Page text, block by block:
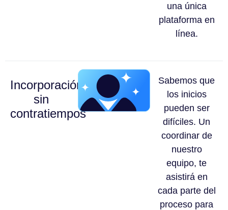
una única
plataforma en
línea.
Incorporación
sin
contratiempos
Sabemos que
los inicios
pueden ser
difíciles. Un
coordinar de
nuestro
equipo, te
asistirá en
cada parte del
proceso para